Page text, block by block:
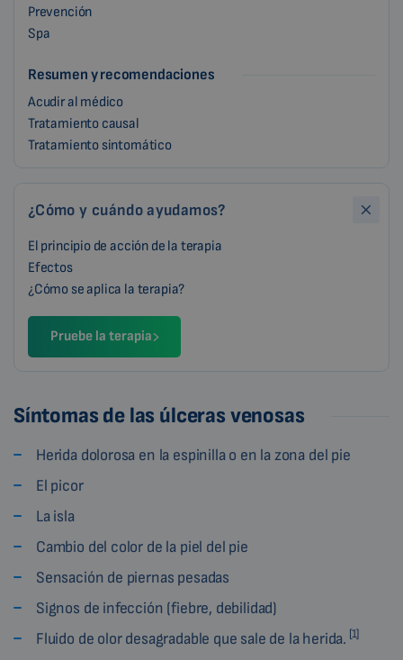
Prevención
Spa
Resumen y recomendaciones
Acudir al médico
Tratamiento causal
Tratamiento sintomático
¿Cómo y cuándo ayudamos?
El principio de acción de la terapia
Efectos
¿Cómo se aplica la terapia?
Pruebe la terapia
Síntomas de las úlceras venosas
Herida dolorosa en la espinilla o en la zona del pie
El picor
La isla
Cambio del color de la piel del pie
Sensación de piernas pesadas
Signos de infección (fiebre, debilidad)
Fluido de olor desagradable que sale de la herida. [1]